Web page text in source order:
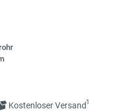
Kostenloser Versand1